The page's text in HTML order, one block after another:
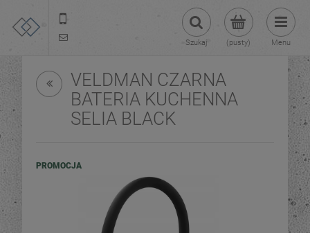
(pusty)
Szukaj Menu
VELDMAN CZARNA
BATERIA KUCHENNA
SELIA BLACK
PROMOCJA